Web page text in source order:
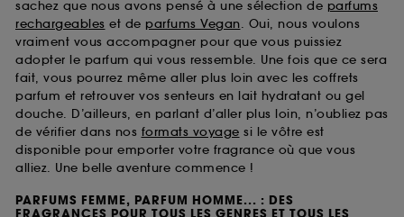
sachez que nous avons pensé à une sélection de parfums
rechargeables et de parfums Vegan. Oui, nous voulons
vraiment vous accompagner pour que vous puissiez
adopter le parfum qui vous ressemble. Une fois que ce sera
fait, vous pourrez même aller plus loin avec les coffrets
parfum et retrouver vos senteurs en lait hydratant ou gel
douche. D’ailleurs, en parlant d’aller plus loin, n’oubliez pas
de vérifier dans nos formats voyage si le vôtre est
disponible pour emporter votre fragrance où que vous
alliez. Une belle aventure commence !
PARFUMS FEMME, PARFUM HOMME... : DES